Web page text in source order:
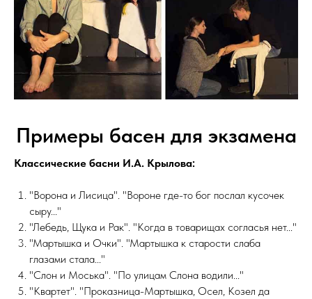
Примеры басен для экзамена
Классические басни И.А. Крылова:
"Ворона и Лисица". "Вороне где-то бог послал кусочек
сыру..."
"Лебедь, Щука и Рак". "Когда в товарищах согласья нет..."
"Мартышка и Очки". "Мартышка к старости слаба
глазами стала..."
"Слон и Моська". "По улицам Слона водили..."
"Квартет". "Проказница-Мартышка, Осел, Козел да